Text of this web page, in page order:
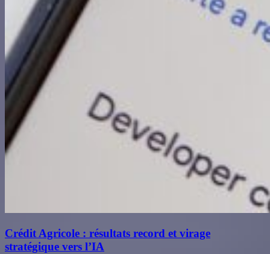
Crédit Agricole : résultats record et virage
stratégique vers l’IA